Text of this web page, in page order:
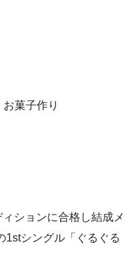
菓子作り
ションに合格し結成メ
1stシングル「ぐるぐる